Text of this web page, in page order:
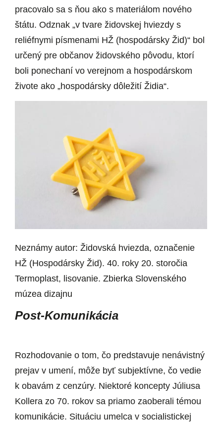
pracovalo sa s ňou ako s materiálom nového
štátu. Odznak „v tvare židovskej hviezdy s
reliéfnymi písmenami HŽ (hospodársky Žid)“ bol
určený pre občanov židovského pôvodu, ktorí
boli ponechaní vo verejnom a hospodárskom
živote ako „hospodársky dôležití Židia“.
Neznámy autor: Židovská hviezda, označenie
HŽ (Hospodársky Žid). 40. roky 20. storočia
Termoplast, lisovanie. Zbierka Slovenského
múzea dizajnu
Post-Komunikácia
Rozhodovanie o tom, čo predstavuje nenávistný
prejav v umení, môže byť subjektívne, čo vedie
k obavám z cenzúry. Niektoré koncepty Júliusa
Kollera zo 70. rokov sa priamo zaoberali témou
komunikácie. Situáciu umelca v socialistickej